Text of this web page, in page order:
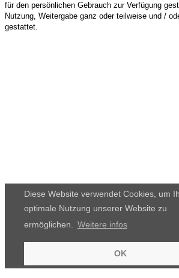
Diese Website verwendet Cookies, um
optimale Nutzung unserer Website zu
ermöglichen.
Weitere infos
OK
für den persönlichen Gebrauch zur Verfügung
Nutzung, Weitergabe ganz oder teilweise und /
gestattet.